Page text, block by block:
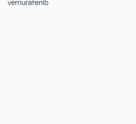
vemurafenib